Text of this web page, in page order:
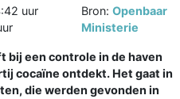
uur
Bron: Openbaar
Ministerie
bij een controle in de haven
cocaïne ontdekt. Het gaat in
die werden gevonden in